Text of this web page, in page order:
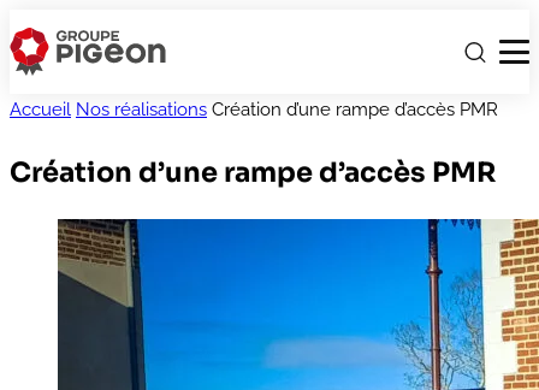
Accueil Nos réalisations Création d’une rampe d’accès PMR
Création d’une rampe d’accès PMR